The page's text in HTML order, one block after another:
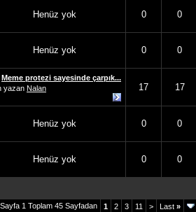
Henüz yok 0 0
Henüz yok 0 0
Meme protezi sayesinde çarpık...
yazan Nalan 17 17
Henüz yok 0 0
Henüz yok 0 0
Sayfa 1 Toplam 45 Sayfadan 1 2 3 11 > Last »